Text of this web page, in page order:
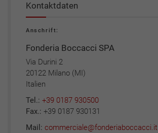
Kontaktdaten
Anschrift:
Fonderia Boccacci SPA
Via Durini 2
20122 Milano (MI)
Italien
Tel.: +39 0187 930500
Fax.: +39 0187 930131
Mail: commerciale@fonderiaboccacci.it